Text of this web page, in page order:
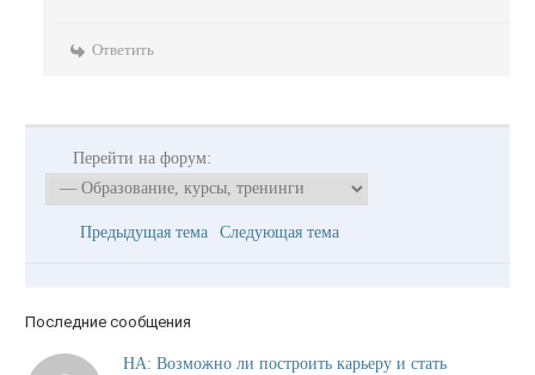
Ответить
Перейти на форум:
Предыдущая тема Следующая тема
Последние сообщения
НА: Возможно ли построить карьеру и стать